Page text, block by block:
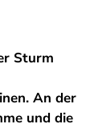
Sturm
An der
und die